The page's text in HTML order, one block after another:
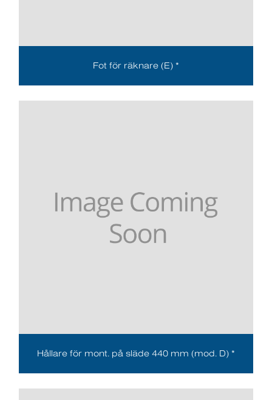
Fot för räknare (E) *
Hållare för mont. på släde 440 mm (mod. D) *